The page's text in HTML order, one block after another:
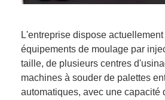
L'entreprise dispose
équipements de moulage par
taille, de plusieurs centres
machines à souder de palettes
automatiques, avec une capacité